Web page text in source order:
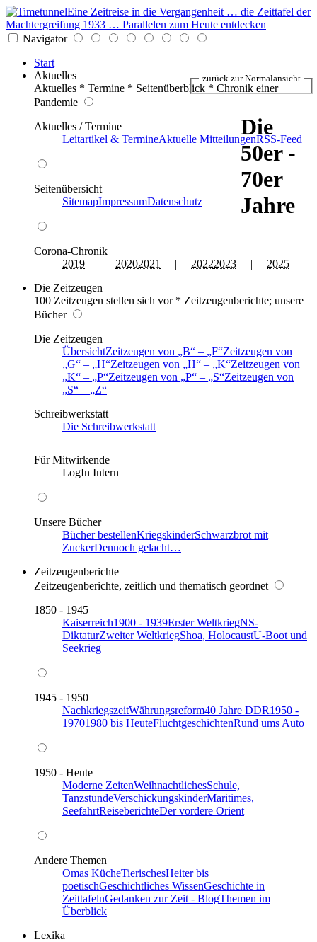
Eine Zeitreise in die Vergangenheit … die Zeittafel der
Machtergreifung 1933 … Parallelen zum Heute entdecken
Navigator
Start
Aktuelles
Aktuelles * Termine * Seitenüberblick * Chronik einer
Pandemie
Aktuelles / Termine
Leitartikel & TermineAktuelle MitteilungenRSS-Feed
Seitenübersicht
SitemapImpressumDatenschutz
Corona-Chronik
2019 | 20202021 | 20222023 | 2025
Die Zeitzeugen
100 Zeitzeugen stellen sich vor * Zeitzeugenberichte; unsere
Bücher
Die Zeitzeugen
ÜbersichtZeitzeugen von B – F Zeitzeugen von
G
– H Zeitzeugen von H – K Zeitzeugen von
K
– P Zeitzeugen von P – S Zeitzeugen von
S
–
Z
Schreibwerkstatt
Die Schreibwerkstatt
Für Mitwirkende
LogIn Intern
Unsere Bücher
Bücher bestellenKriegskinderSchwarzbrot mit
ZuckerDennoch gelacht…
Zeitzeugenberichte
Zeitzeugenberichte, zeitlich und thematisch geordnet
1850 - 1945
Kaiserreich1900 - 1939Erster WeltkriegNS-
DiktaturZweiter WeltkriegShoa, HolocaustU-Boot und
Seekrieg
1945 - 1950
NachkriegszeitWährungsreform40 Jahre DDR1950 -
19701980 bis HeuteFluchtgeschichtenRund ums Auto
1950 - Heute
Moderne ZeitenWeihnachtlichesSchule,
TanzstundeVerschickungskinderMaritimes,
SeefahrtReiseberichteDer vordere Orient
Andere Themen
Omas KücheTierischesHeiter bis
poetischGeschichtliches WissenGeschichte in
ZeittafelnGedanken zur Zeit - BlogThemen im
Überblick
Lexika
Die
50er -
70er
Jahre
zurück zur Normalansicht